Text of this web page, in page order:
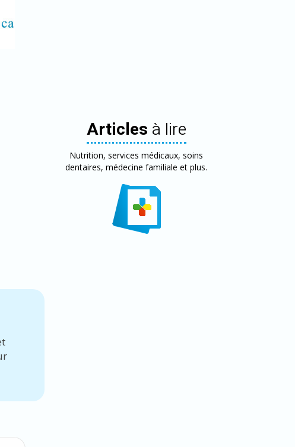
Articles à lire
Nutrition, services médicaux, soins
dentaires, médecine familiale et plus.